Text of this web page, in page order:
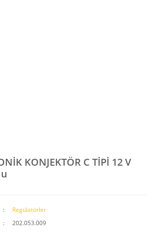
KONJEKTÖR C TİPİ 12 V
Regülatörler
202.053.009